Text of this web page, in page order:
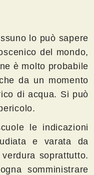
lo può sapere
del mondo,
è molto probabile
da un momento
di acqua. Si può
le indicazioni
e varata da
soprattutto.
somministrare